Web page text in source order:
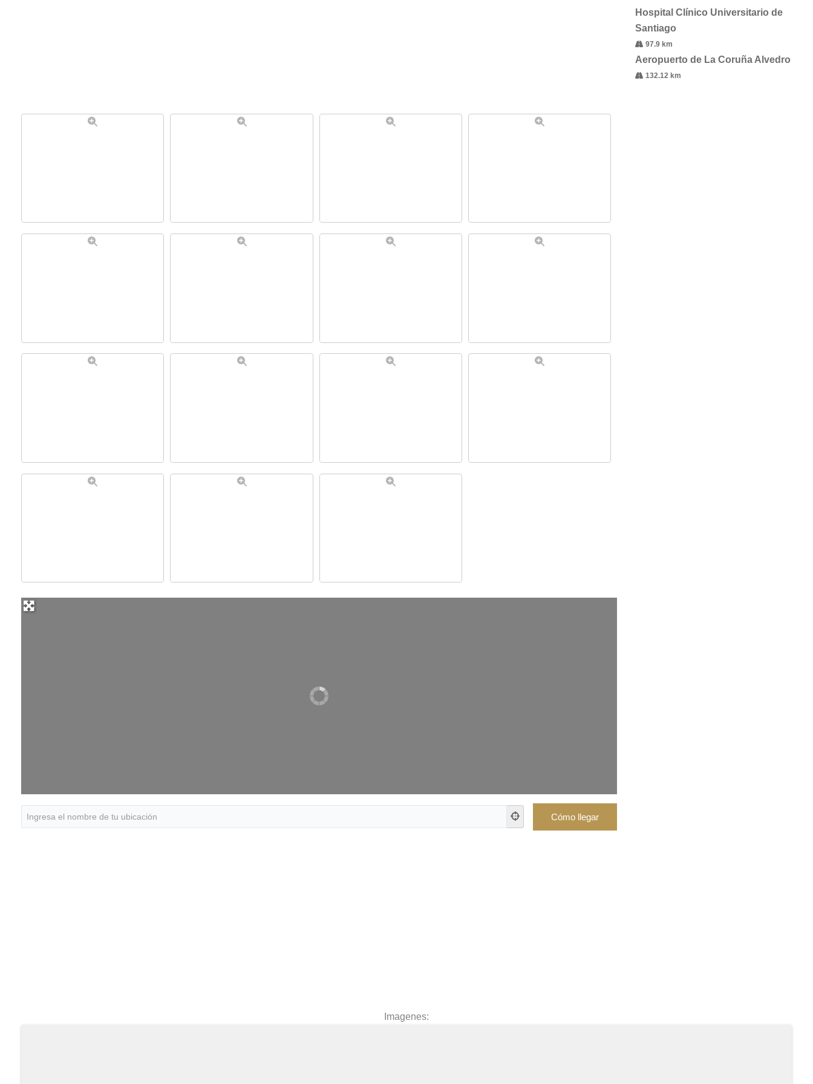
Hospital Clínico Universitario de
Santiago
97.9 km
Aeropuerto de La Coruña Alvedro
132.12 km
Imagenes: